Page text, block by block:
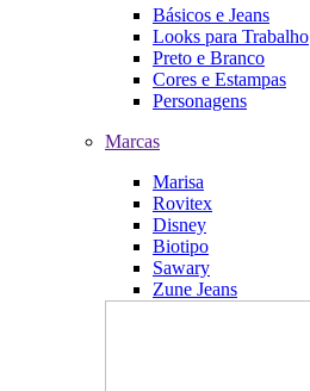
Básicos e Jeans
Looks para Trabalho
Preto e Branco
Cores e Estampas
Personagens
Marcas
Marisa
Rovitex
Disney
Biotipo
Sawary
Zune Jeans